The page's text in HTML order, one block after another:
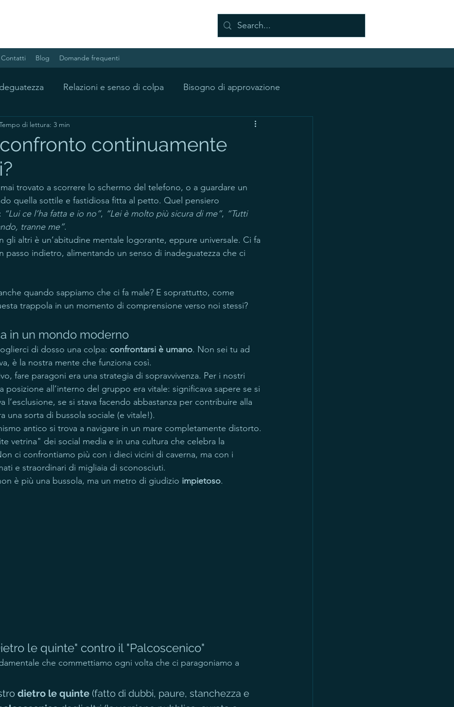
Contatti Blog Domande frequenti
Relazioni e senso di colpa Bisogno di approvazione
Ansia e pensiero ricorrente Genitorialità
continuamente
di lettura: 3 min
trovato a scorrere lo schermo del telefono, o a guardare un
quella sottile e fastidiosa fitta al petto. Quel pensiero
“Lui ce l’ha fatta e io no”, “Lei è molto più sicura di me”, “Tutti
tranne me”.
altri è un’abitudine mentale logorante, eppure universale. Ci fa
passo indietro, alimentando un senso di inadeguatezza che ci
quando sappiamo che ci fa male? E soprattutto, come
trappola in un momento di comprensione verso noi stessi?
in un mondo moderno
di dosso una colpa: confrontarsi è umano. Non sei tu ad
è la nostra mente che funziona così.
fare paragoni era una strategia di sopravvivenza. Per i nostri
posizione all’interno del gruppo era vitale: significava sapere se si
l’esclusione, se si stava facendo abbastanza per contribuire alla
una sorta di bussola sociale (e vitale!).
antico si trova a navigare in un mare completamente distorto.
vetrina" dei social media e in una cultura che celebra la
ci confrontiamo più con i dieci vicini di caverna, ma con i
e straordinari di migliaia di sconosciuti.
è più una bussola, ma un metro di giudizio impietoso.
le quinte" contro il "Palcoscenico"
che commettiamo ogni volta che ci paragoniamo a
dietro le quinte (fatto di dubbi, paure, stanchezza e